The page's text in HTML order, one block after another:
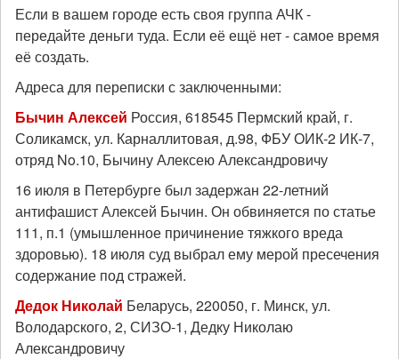
Если в вашем городе есть своя группа АЧК -
передайте деньги туда. Если её ещё нет - самое время
её создать.
Адреса для переписки с заключенными:
Бычин Алексей Россия, 618545 Пермский край, г.
Соликамск, ул. Карналлитовая, д.98, ФБУ ОИК-2 ИК-7,
отряд No.10, Бычину Алексею Александровичу
16 июля в Петербурге был задержан 22-летний
антифашист Алексей Бычин. Он обвиняется по статье
111, п.1 (умышленное причинение тяжкого вреда
здоровью). 18 июля суд выбрал ему мерой пресечения
содержание под стражей.
Дедок Николай Беларусь, 220050, г. Минск, ул.
Володарского, 2, СИЗО-1, Дедку Николаю
Александровичу